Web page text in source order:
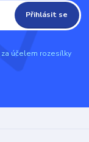
Přihlásit se
za účelem rozesílky